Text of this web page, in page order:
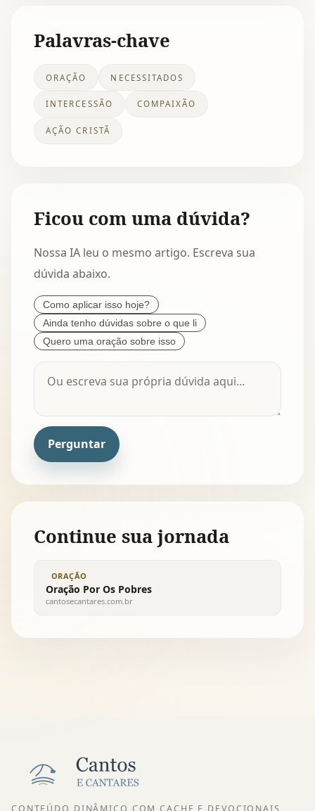
Palavras-chave
ORAÇÃO NECESSITADOS
INTERCESSÃO COMPAIXÃO
AÇÃO CRISTÃ
Ficou com uma dúvida?
Nossa IA leu o mesmo artigo. Escreva sua
dúvida abaixo.
Como aplicar isso hoje?
Ainda tenho dúvidas sobre o que li
Quero uma oração sobre isso
Perguntar
Continue sua jornada
ORAÇÃO
Oração Por Os Pobres
cantosecantares.com.br
CONTEÚDO DINÂMICO COM CACHE E DEVOCIONAIS